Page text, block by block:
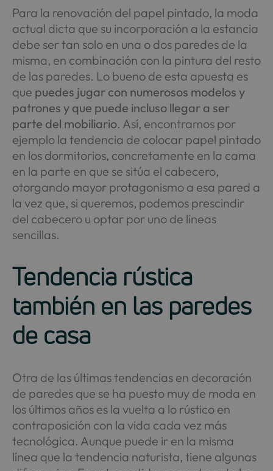
Para la renovación del papel pintado, la moda
actual dicta que su incorporación a la estancia
debe ser tan solo en una o dos paredes de la
misma, en combinación con la pintura del resto
de las paredes. Lo bueno de esta apuesta es
que puedes jugar con numerosos modelos y
patrones y que puede incluso llegar a ser
parte del mobiliario. Así, encontramos por
ejemplo la tendencia de colocar papel pintado
en los dormitorios, concretamente en la cama
en la parte en que se sitúa el cabecero,
otorgando mayor protagonismo a esa pared a
la vez que, si queremos, podemos prescindir
del cabecero u optar por uno de líneas
sencillas.
Tendencia rústica
también en las paredes
de casa
Otra de las últimas tendencias en decoración
de paredes que se ha puesto muy de moda en
los últimos años es la vuelta a lo rústico en
contraposición con la vida cada vez más
tecnológica. Aunque puede ir en la misma
línea que la tendencia naturista, tiene algunas